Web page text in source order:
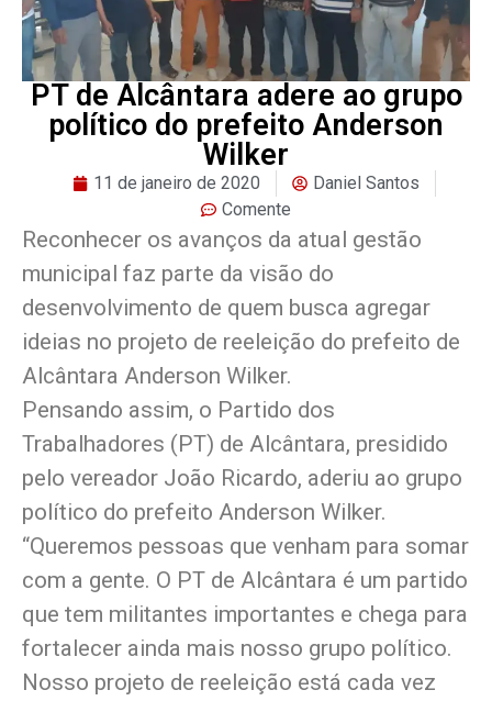
PT de Alcântara adere ao grupo
político do prefeito Anderson
Wilker
11 de janeiro de 2020
Daniel Santos
Comente
Reconhecer os avanços da atual gestão
municipal faz parte da visão do
desenvolvimento de quem busca agregar
ideias no projeto de reeleição do prefeito de
Alcântara Anderson Wilker.
Pensando assim, o Partido dos
Trabalhadores (PT) de Alcântara, presidido
pelo vereador João Ricardo, aderiu ao grupo
político do prefeito Anderson Wilker.
“Queremos pessoas que venham para somar
com a gente. O PT de Alcântara é um partido
que tem militantes importantes e chega para
fortalecer ainda mais nosso grupo político.
Nosso projeto de reeleição está cada vez